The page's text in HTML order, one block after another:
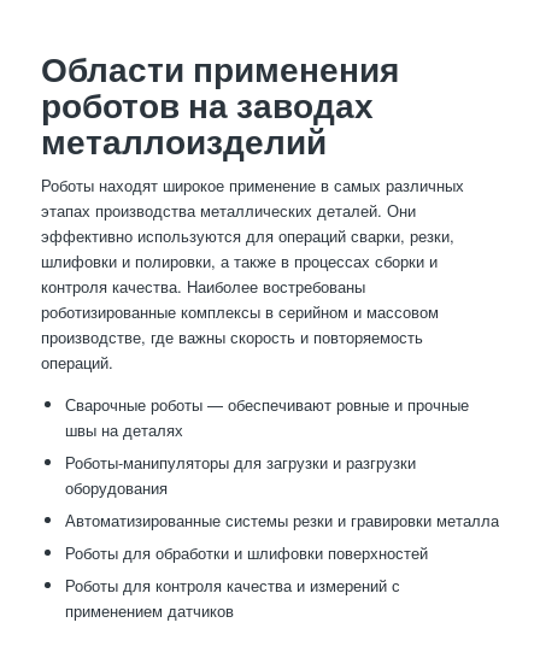
Области применения
роботов на заводах
металлоизделий
Роботы находят широкое применение в самых различных
этапах производства металлических деталей. Они
эффективно используются для операций сварки, резки,
шлифовки и полировки, а также в процессах сборки и
контроля качества. Наиболее востребованы
роботизированные комплексы в серийном и массовом
производстве, где важны скорость и повторяемость
операций.
Сварочные роботы — обеспечивают ровные и прочные
швы на деталях
Роботы-манипуляторы для загрузки и разгрузки
оборудования
Автоматизированные системы резки и гравировки металла
Роботы для обработки и шлифовки поверхностей
Роботы для контроля качества и измерений с
применением датчиков